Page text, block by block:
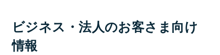
ビジネス・法人のお客さま向け
情報